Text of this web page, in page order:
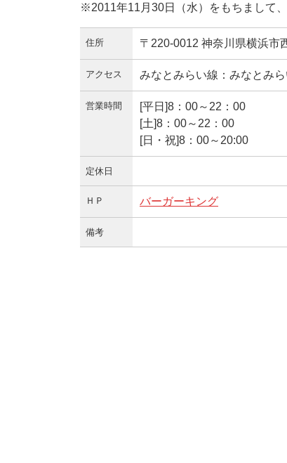
※2011年11月30日（水）をもちまして、
住所 〒220-0012 神奈川県横浜市
アクセス みなとみらい線：みなとみら
営業時間
[平日]8：00～22：00
[土]8：00～22：00
[日・祝]8：00～20:00
定休日
ＨＰ バーガーキング
備考